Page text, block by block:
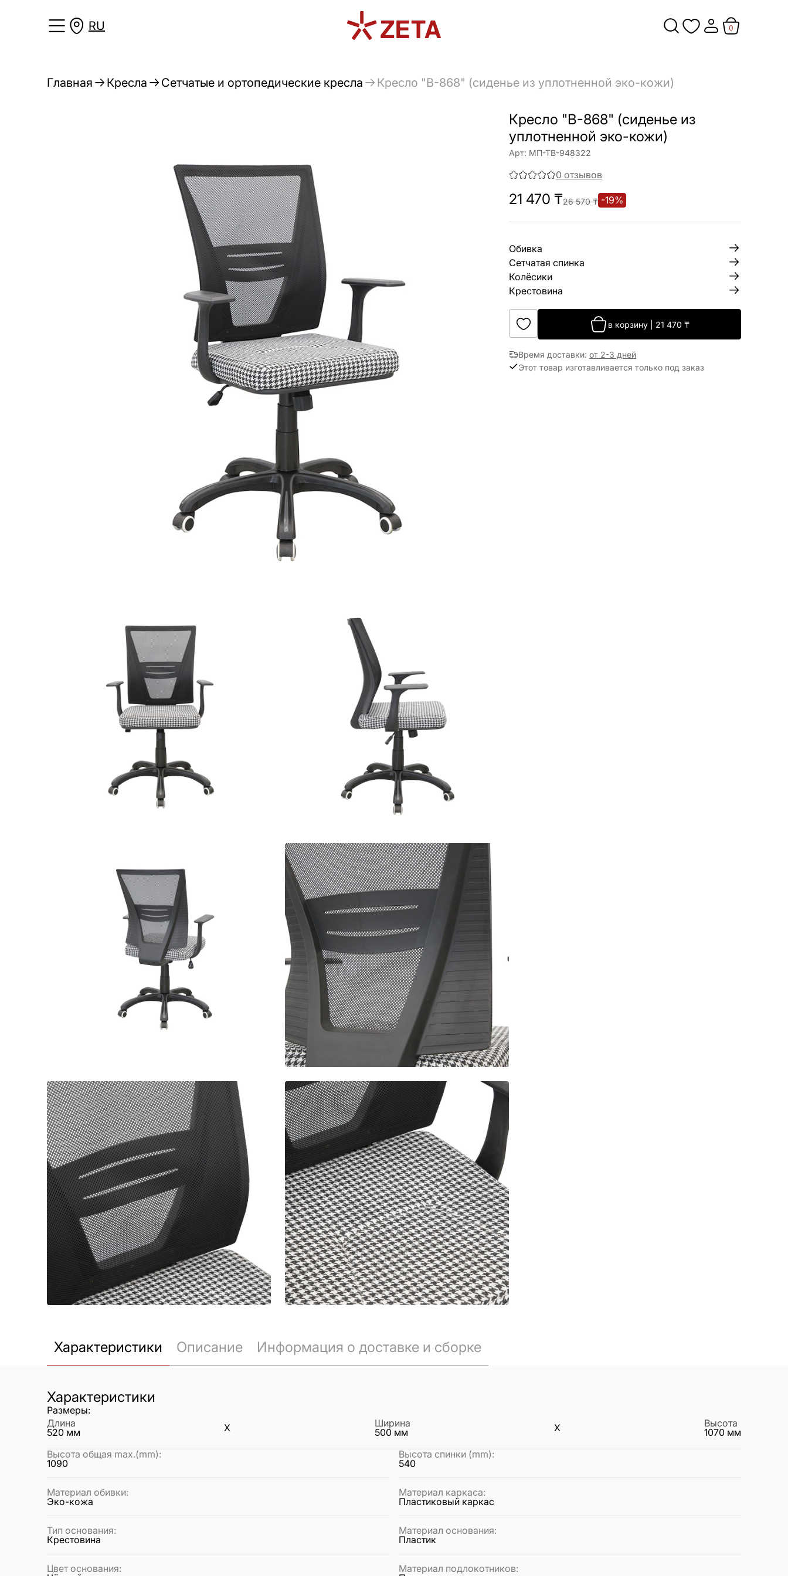
RU 0
Главная Кресла Сетчатые и ортопедические кресла Кресло "В-868" (сиденье из уплотненной эко-кожи)
Кресло "В-868" (сиденье из
уплотненной эко-кожи)
Арт: МП-ТВ-948322
0 отзывов
21 470 ₸26 570₸ -19%
Обивка
Сетчатая спинка
Колёсики
Крестовина
в корзину 21 470 ₸
Время доставки: от 2-3 дней
Этот товар изготавливается только под заказ
Характеристики Описание Информация о доставке и сборке
Характеристики
Размеры:
Длина
520 мм X
Ширина
500 мм X
Высота
1070 мм
Высота общая max.(mm):
1090
Высота спинки (mm):
540
Материал обивки:
Эко-кожа
Материал каркаса:
Пластиковый каркас
Тип основания:
Крестовина
Материал основания:
Пластик
Цвет основания:
Материал подлокотников: